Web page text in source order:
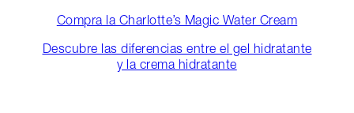
Compra la Charlotte’s Magic Water Cream
Descubre las diferencias entre el gel hidratante
y la crema hidratante